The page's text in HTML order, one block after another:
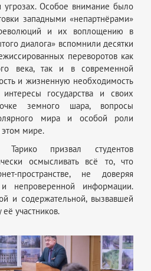
Особое внимание было
западными «непартнёрами»
и их воплощению в
диалога» вспомнили десятки
переворотов как
века, так и в современной
и жизненную необходимость
государства и своих
земного шара, вопросы
мира и особой роли
мире.
призвал студентов
осмысливать всё то, что
пространстве, не доверяя
непроверенной информации.
и содержательной, вызвавшей
участников.